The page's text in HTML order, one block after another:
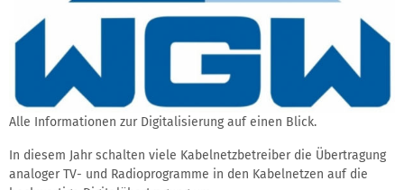
Alle Informationen zur Digitalisierung auf einen Blick.
In diesem Jahr schalten viele Kabelnetzbetreiber die Übertragung
analoger TV- und Radioprogramme in den Kabelnetzen auf die